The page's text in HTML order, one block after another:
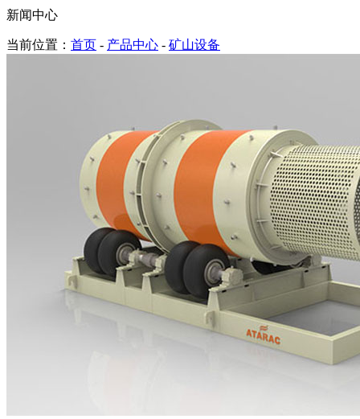
新闻中心
当前位置： 首页 - 产品中心 - 矿山设备